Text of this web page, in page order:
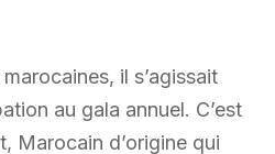
il s’agissait
au gala annuel. C’est
Marocain d’origine qui